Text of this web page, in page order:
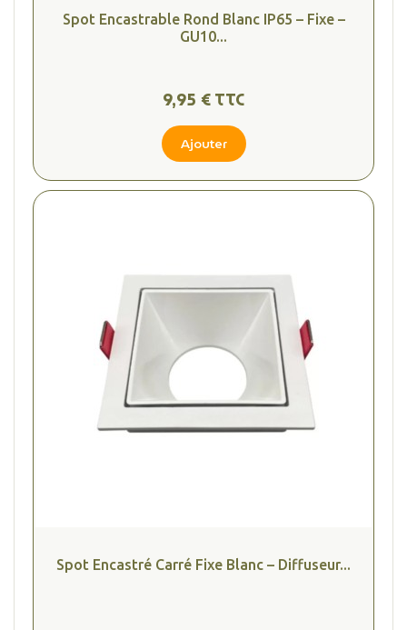
Spot Encastrable Rond Blanc IP65 – Fixe –
GU10...
9,95 € TTC
Ajouter
Spot Encastré Carré Fixe Blanc – Diffuseur...